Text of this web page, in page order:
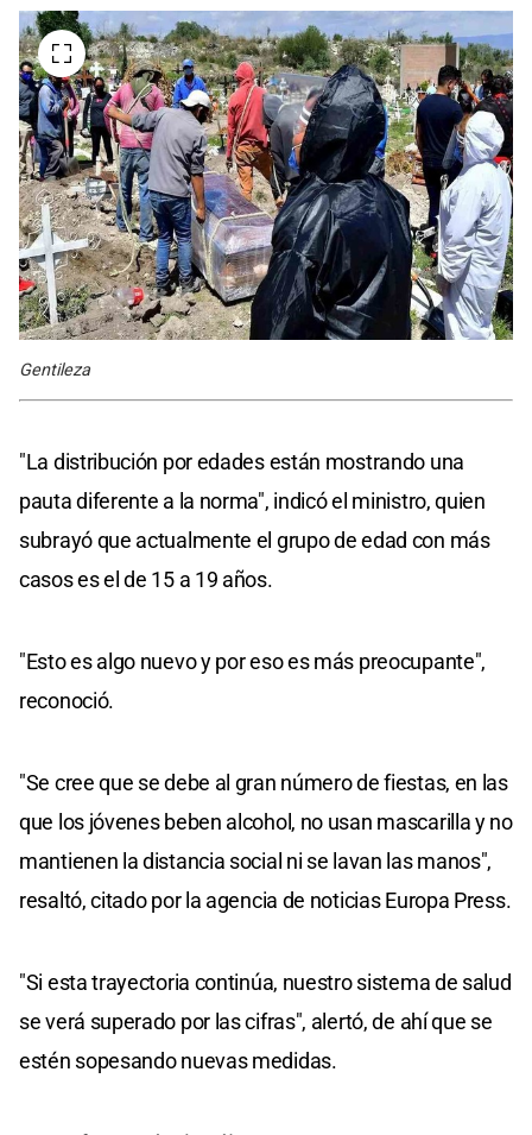
Gentileza
"La distribución por edades están mostrando una
pauta diferente a la norma", indicó el ministro, quien
subrayó que actualmente el grupo de edad con más
casos es el de 15 a 19 años.
"Esto es algo nuevo y por eso es más preocupante",
reconoció.
"Se cree que se debe al gran número de fiestas, en las
que los jóvenes beben alcohol, no usan mascarilla y no
mantienen la distancia social ni se lavan las manos",
resaltó, citado por la agencia de noticias Europa Press.
"Si esta trayectoria continúa, nuestro sistema de salud
se verá superado por las cifras", alertó, de ahí que se
estén sopesando nuevas medidas.